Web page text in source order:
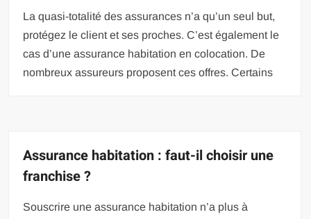
La quasi-totalité des assurances n’a qu’un seul but,
protégez le client et ses proches. C’est également le
cas d’une assurance habitation en colocation. De
nombreux assureurs proposent ces offres. Certains
Assurance habitation : faut-il choisir une
franchise ?
Souscrire une assurance habitation n’a plus à